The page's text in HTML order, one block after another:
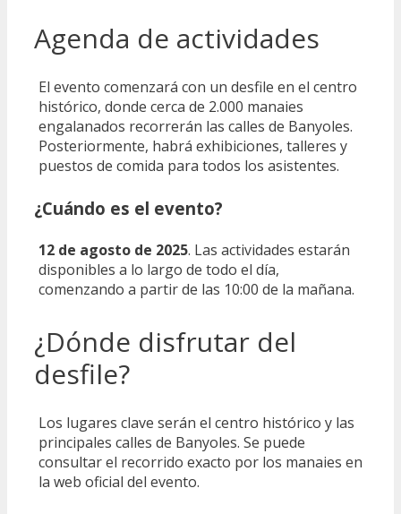
Agenda de actividades
El evento comenzará con un desfile en el centro
histórico, donde cerca de 2.000 manaies
engalanados recorrerán las calles de Banyoles.
Posteriormente, habrá exhibiciones, talleres y
puestos de comida para todos los asistentes.
¿Cuándo es el evento?
12 de agosto de 2025. Las actividades estarán
disponibles a lo largo de todo el día,
comenzando a partir de las 10:00 de la mañana.
¿Dónde disfrutar del
desfile?
Los lugares clave serán el centro histórico y las
principales calles de Banyoles. Se puede
consultar el recorrido exacto por los manaies en
la web oficial del evento.